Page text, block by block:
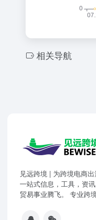
相关导航
见远跨境 | 为跨境电商
一站式信息，工具，资
贸易事业腾飞。 专业跨